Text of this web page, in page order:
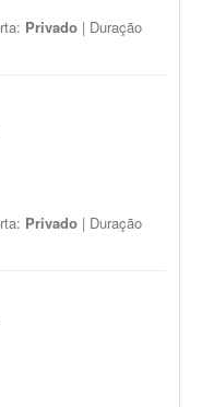
Privado | Duração
Privado | Duração